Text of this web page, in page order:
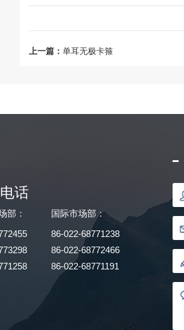
上一篇： 单耳无极卡箍
话
部：
国际市场部：
86-022-68771238
86-022-68772466
86-022-68771191